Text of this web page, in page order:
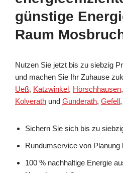
günstige
Raum
Nutzen Sie jetzt bis zu siebzig
und machen Sie Ihr Zuhause
Ueß, Katzwinkel, Hörschhausen,
Kolverath und Gunderath, Gefell,
Sichern Sie sich bis zu
Rundumservice von Planung
100 % nachhaltige Energie